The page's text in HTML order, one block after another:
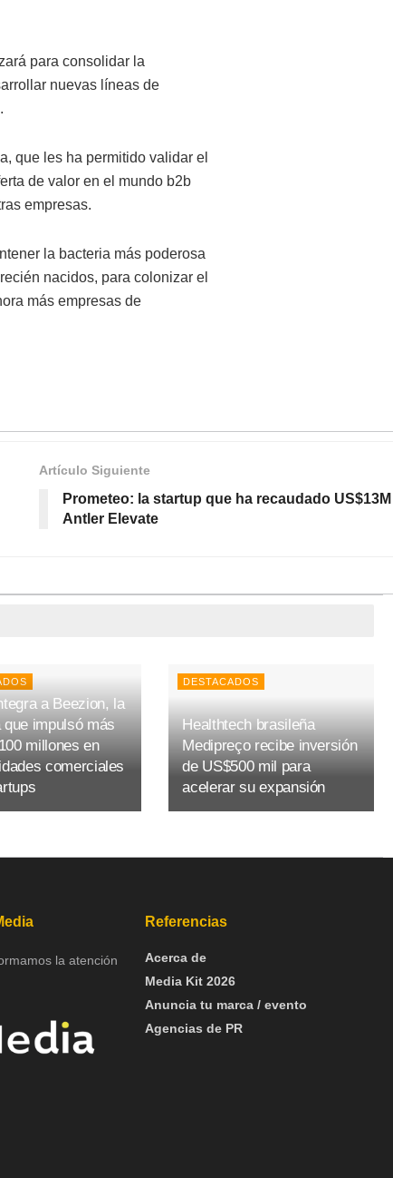
para consolidar la
nuevas líneas de
que les ha permitido validar el
de valor en el mundo b2b
empresas.
la bacteria más poderosa
nacidos, para colonizar el
más empresas de
Artículo Siguiente
Prometeo: la startup que ha recaudado
Antler Elevate
a Beezion, la
que impulsó más
millones en
comerciales
DESTACADOS
Healthtech brasileña
Medipreço recibe inversión
de US$500 mil para
acelerar su expansión
la atención
Referencias
Acerca de
Media Kit 2026
Anuncia tu marca / evento
Agencias de PR